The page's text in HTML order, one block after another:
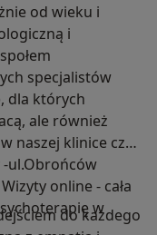
od wieku i
i
specjalistów
dla których
ale również
naszej klinice czuł
-ul.Obrońców
online - cała
w
do każdego